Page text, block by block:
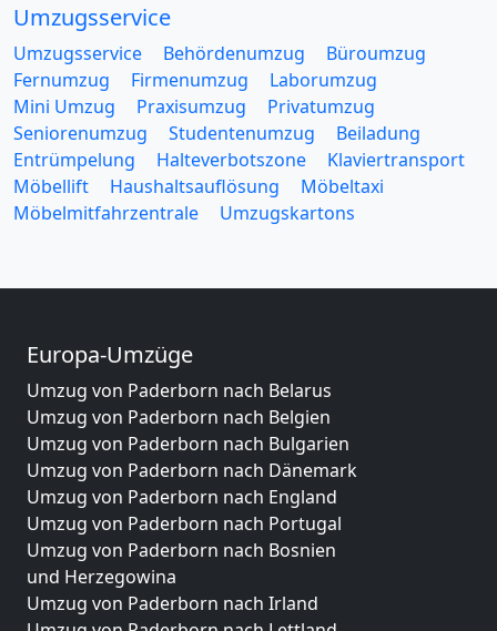
Umzugsservice
Umzugsservice Behördenumzug
Büroumzug
Fernumzug
Firmenumzug
Laborumzug
Mini Umzug
Praxisumzug
Privatumzug
Seniorenumzug
Studentenumzug
Beiladung
Entrümpelung
Halteverbotszone
Klaviertransport
Möbellift
Haushaltsauflösung
Möbeltaxi
Möbelmitfahrzentrale
Umzugskartons
Europa-Umzüge
Umzug von Paderborn nach Belarus
Umzug von Paderborn nach Belgien
Umzug von Paderborn nach Bulgarien
Umzug von Paderborn nach Dänemark
Umzug von Paderborn nach England
Umzug von Paderborn nach Portugal
Umzug von Paderborn nach Bosnien
und Herzegowina
Umzug von Paderborn nach Irland